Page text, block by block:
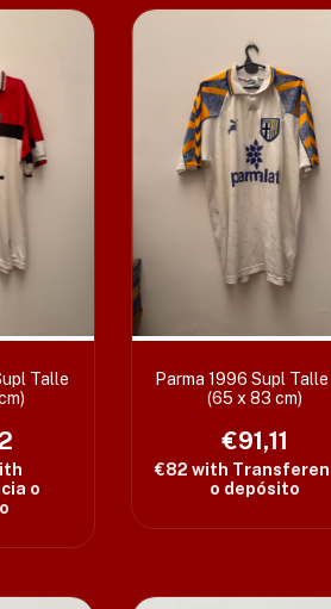
Talle
o
Parma 1996 Supl
(65 x 83 cm)
€91,11
€82 with
o depósito